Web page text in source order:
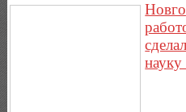
науку